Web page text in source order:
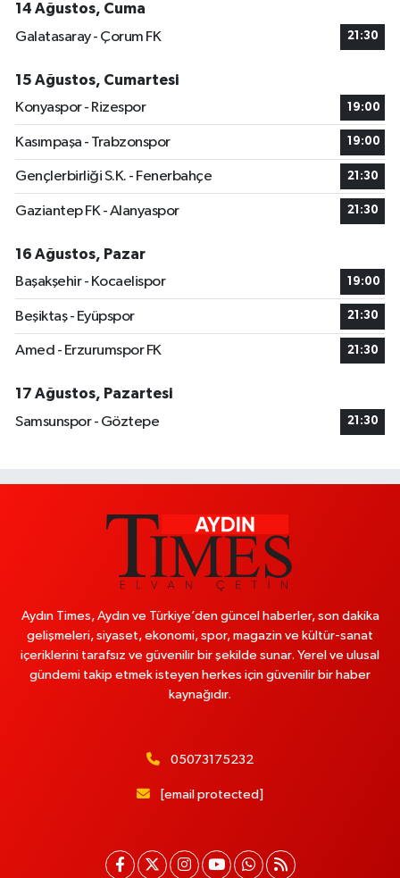
14 Ağustos, Cuma
Galatasaray - Çorum FK
21:30
15 Ağustos, Cumartesi
Konyaspor - Rizespor
19:00
Kasımpaşa - Trabzonspor 19:00
Gençlerbirliği S.K. - Fenerbahçe 21:30
Gaziantep FK - Alanyaspor 21:30
16 Ağustos, Pazar
Başakşehir - Kocaelispor
19:00
Beşiktaş - Eyüpspor 21:30
Amed - Erzurumspor FK 21:30
17 Ağustos, Pazartesi
Samsunspor - Göztepe
21:30
Aydın Times, Aydın ve Türkiye’den güncel haberler, son dakika
gelişmeleri, siyaset, ekonomi, spor, magazin ve kültür-sanat
içeriklerini tarafsız ve güvenilir bir şekilde sunar. Yerel ve ulusal
gündemi takip etmek isteyen herkes için güvenilir bir haber
kaynağıdır.
05073175232
[email protected]